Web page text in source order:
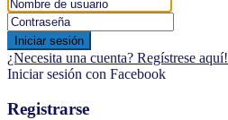
Iniciar sesión
¿Necesita una cuenta? Regístrese aquí!
Iniciar sesión con Facebook
Registrarse